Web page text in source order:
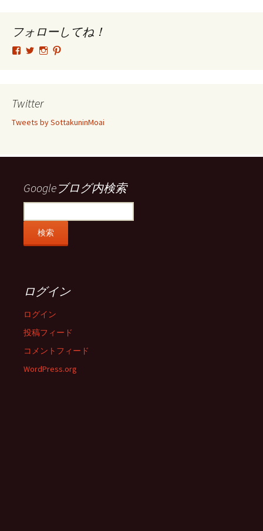
ブ
フォローしてね！
tsutomu.hattori.33
フ
ー
SottakuninMoai
フ
ー
tsutomu.hattori.33
ー
示
ー
示
Twitter
Tweets by SottakuninMoai
Googleブログ内検索
ログイン
ログイン
投稿フィード
コメントフィード
WordPress.org